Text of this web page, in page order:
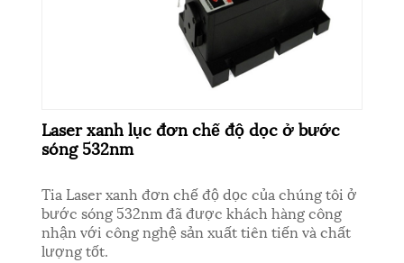
Laser xanh lục đơn chế độ dọc ở bước
sóng 532nm
Tia Laser xanh đơn chế độ dọc của chúng tôi ở
bước sóng 532nm đã được khách hàng công
nhận với công nghệ sản xuất tiên tiến và chất
lượng tốt.